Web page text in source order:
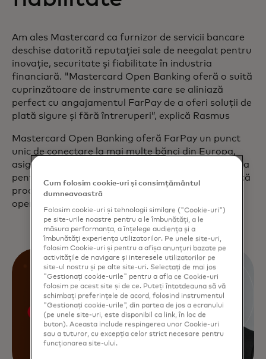
Am ales Mastercard ca furnizor de servicii bancare
deschise datorită reputației sale de neegalat pentru
inovație, securitate și fiabilitate în industria
financiară. "Mastercard Open Banking oferă o suită
cuprinzătoare de instrumente care se aliniază
perfect cu angajamentul FarPay de a oferi soluții de
plată sigure și fără întreruperi”, explică Rasmus
Mastercard Open Banking oferă FarPay un punct
unic de conectare la mai multe bănci din Europa,
asigurând conformitatea, securitatea și fiabilitatea
pentru toate părțile implicate. Acest lucru simplifică
procesul de integrare și reduce costurile și riscurile
operaționale pentru FarPay și clienții săi.
Cum folosim cookie-uri și consimțământul
dumneavoastră
Folosim cookie-uri și tehnologii similare ("Cookie-uri")
pe site-urile noastre pentru a le îmbunătăți, a le
măsura performanța, a înțelege audiența și a
îmbunătăți experiența utilizatorilor. Pe unele site-uri,
folosim Cookie-uri și pentru a afișa anunțuri bazate pe
activitățile de navigare și interesele utilizatorilor pe
site-ul nostru și pe alte site-uri. Selectați de mai jos
"Gestionați cookie-urile" pentru a afla ce Cookie-uri
folosim pe acest site și de ce. Puteți întotdeauna să vă
schimbați preferințele de acord, folosind instrumentul
"Gestionați cookie-urile", din partea de jos a ecranului
(pe unele site-uri, este disponibil ca link, în loc de
buton). Aceasta include respingerea unor Cookie-uri
sau a tuturor, cu excepția celor strict necesare pentru
funcționarea site-ului.